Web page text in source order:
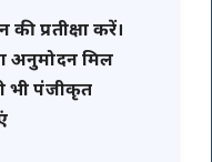
प्रतीक्षा करें।
अनुमोदन मिल
भी पंजीकृत